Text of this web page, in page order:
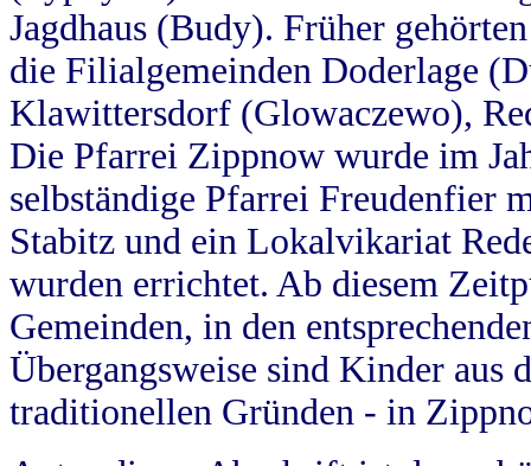
Jagdhaus (Budy). Früher
die Filialgemeinden Doderlage
Klawittersdorf (Glowaczewo),
Die Pfarrei Zippnow wurde im
selbständige Pfarrei Freudenfier
Stabitz und ein Lokalvikariat
wurden errichtet. Ab diesem
Gemeinden, in den
Übergangsweise sind Kinder aus
traditionellen Gründen - in